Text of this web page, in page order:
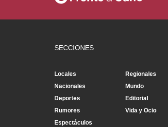
SECCIONES
Locales
Regionales
Nacionales
Mundo
Deportes
Editorial
Rumores
Vida y Ocio
Espectáculos